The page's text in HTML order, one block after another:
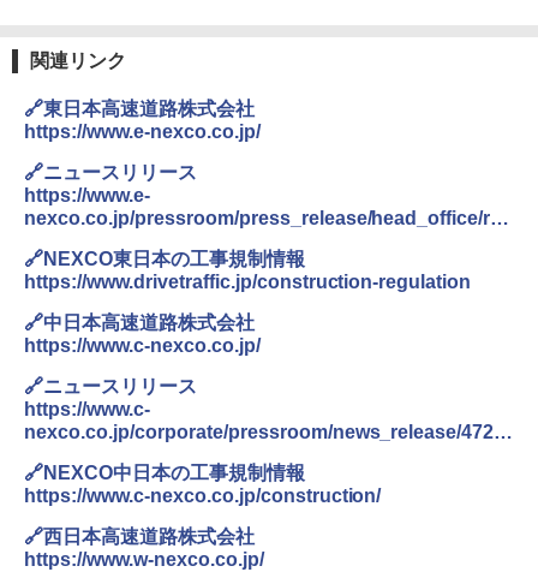
ENDLESS BASE 《めざましテレビで紹介》
テント ワンタッチ RENEW 幅200 2-3人用 43
500002(88859)
￥5,999
[キャンパーズコレクション 山善] 傘みたいに
広げるだけ パッとサッとテント ブラックコ
ーティング フルクローズ メッシュ 3-4人用
簡単設置 ポップアップテント エクルベージ
ュ(BC仕様) PATC-150B(EB)
￥9,990
[キャンパーズコレクション 山善] 傘みたいに
広げるだけ パッとサッとテント キューブワ
イド ブラックコーティング フルクローズ メ
ッシュ 4人用 簡単設置 ポップアップテント P
ATCW-150B エクルベージュ
付き ヒグマ・イノシシ対策 自治体・教育機
関の購入実績 登山・キャンプ・アウトドア・
防災用品 長期保存可能 緊急時用 日本国内発
DEWEL パラソル 大型 ビーチ アウトドアパ
ラソル ガーデン サイトシート付 折りたたみ
防水 UVカット 4段階高さ調整 軽量 収納袋付
き
￥6,459
着替えテント トイレテント 透けない【換気
通気窓付き】収納袋付き UVカット 防水 防災
コンパクト iimono117 (ブルー)
￥3,080
関連リンク
🔗東日本高速道路株式会社
https://www.e-nexco.co.jp/
🔗ニュースリリース
https://www.e-
nexco.co.jp/pressroom/press_release/head_office/r02
🔗NEXCO東日本の工事規制情報
https://www.drivetraffic.jp/construction-regulation
🔗中日本高速道路株式会社
https://www.c-nexco.co.jp/
🔗ニュースリリース
https://www.c-
nexco.co.jp/corporate/pressroom/news_release/4727.
🔗NEXCO中日本の工事規制情報
https://www.c-nexco.co.jp/construction/
🔗西日本高速道路株式会社
https://www.w-nexco.co.jp/